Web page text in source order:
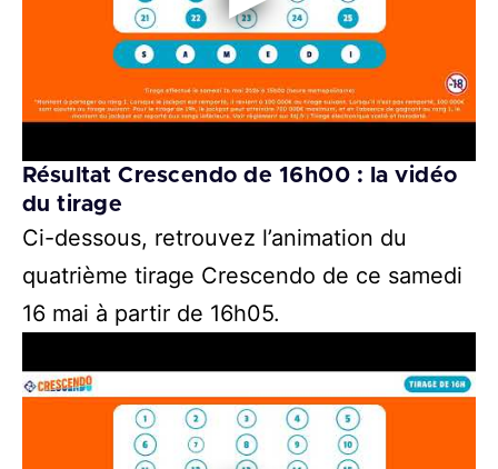
Résultat Crescendo de 16h00 : la vidéo
du tirage
Ci-dessous, retrouvez l’animation du
quatrième tirage Crescendo de ce samedi
16 mai à partir de 16h05.